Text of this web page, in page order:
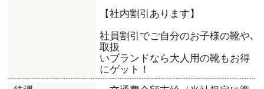
【社内割引あります】
社員割引でご自分のお子様の靴や､
取扱
いブランドなら大人用の靴もお得
にゲット！